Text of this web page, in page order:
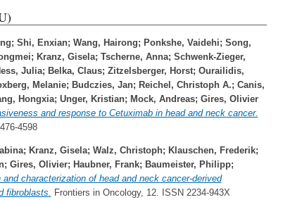
; Shi, Enxian; Wang, Hairong; Ponkshe, Vaidehi; Song,
; Kranz, Gisela; Tscherne, Anna; Schwenk-Zieger,
Julia; Belka, Claus; Zitzelsberger, Horst; Ourailidis,
Melanie; Budczies, Jan; Reichel, Christoph A.; Canis,
Hongxia; Unger, Kristian; Mock, Andreas; Gires, Olivier
and response to Cetuximab in head and neck cancer.
4598
; Kranz, Gisela; Walz, Christoph; Klauschen, Frederik;
; Gires, Olivier; Haubner, Frank; Baumeister, Philipp;
and characterization of head and neck cancer-derived
fibroblasts.
Frontiers in Oncology, 12. ISSN 2234-943X